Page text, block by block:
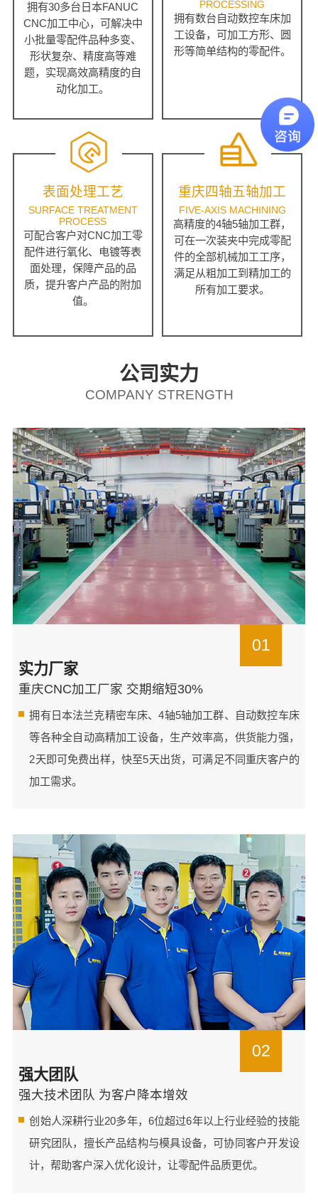
拥有30多台日本FANUC
CNC加工中心，可解决中
小批量零配件品种多变、
形状复杂、精度高等难
题，实现高效高精度的自
动化加工。
PROCESSING
拥有数台自动数控车床加
工设备，可加工方形、圆
形等简单结构的零配件。
表面处理工艺
SURFACE TREATMENT
PROCESS
可配合客户对CNC加工零
配件进行氧化、电镀等表
面处理，保障产品的品
质，提升客户产品的附加
值。
重庆四轴五轴加工
FIVE-AXIS MACHINING
高精度的4轴5轴加工群，
可在一次装夹中完成零配
件的全部机械加工工序，
满足从粗加工到精加工的
所有加工要求。
公司实力
COMPANY STRENGTH
01
实力厂家
重庆CNC加工厂家 交期缩短30%
拥有日本法兰克精密车床、4轴5轴加工群、自动数控车床
等各种全自动高精加工设备，生产效率高，供货能力强，
2天即可免费出样，快至5天出货，可满足不同重庆客户的
加工需求。
02
强大团队
强大技术团队 为客户降本增效
创始人深耕行业20多年，6位超过6年以上行业经验的技能
研究团队，擅长产品结构与模具设备，可协同客户开发设
计，帮助客户深入优化设计，让零配件品质更优。